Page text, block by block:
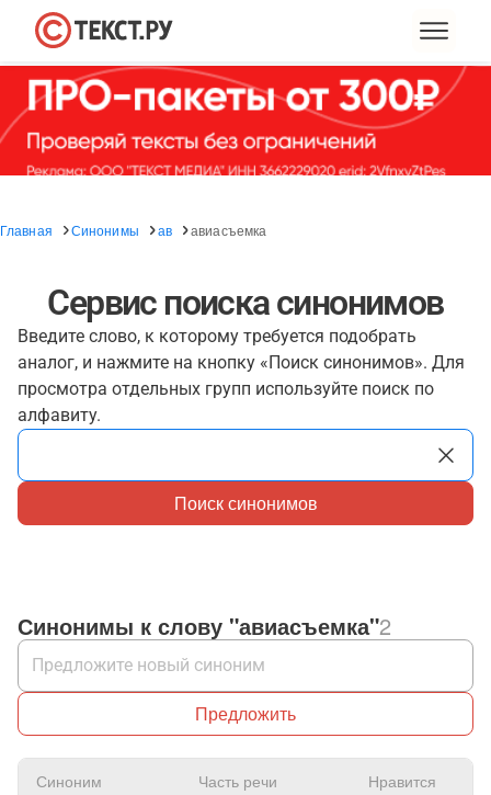
Главная Синонимы ав авиасъемка
Сервис поиска синонимов
Введите слово, к которому требуется подобрать
аналог, и нажмите на кнопку «Поиск синонимов». Для
просмотра отдельных групп используйте поиск по
алфавиту.
Поиск синонимов
Синонимы к слову "авиасъемка"2
Предложить
Синоним Часть речи Нравится